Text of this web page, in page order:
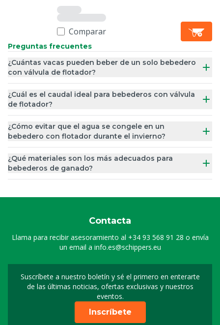
Comparar
Preguntas frecuentes
¿Cuántas vacas pueden beber de un solo bebedero
con válvula de flotador?
¿Cuál es el caudal ideal para bebederos con válvula
de flotador?
¿Cómo evitar que el agua se congele en un
bebedero con flotador durante el invierno?
¿Qué materiales son los más adecuados para
bebederos de ganado?
Contacta
Llama para recibir asesoramiento al +34 93 568 91 28 o envía
un email a info.es@schippers.eu
Suscríbete a nuestro boletín y sé el primero en enterarte
de las últimas noticias, ofertas exclusivas y nuestros
eventos.
Suscripción a nuestro
Inscríbete